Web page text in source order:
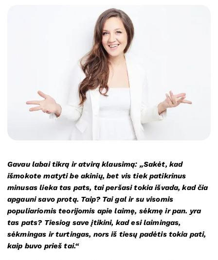
Gavau labai tikrą ir atvirą klausimą: „Sakėt, kad
išmokote matyti be akinių, bet vis tiek patikrinus
minusas lieka tas pats, tai peršasi tokia išvada, kad čia
apgauni savo protą. Taip? Tai gal ir su visomis
populiariomis teorijomis apie laimę, sėkmę ir pan. yra
tas pats? Tiesiog save įtikini, kad esi laimingas,
sėkmingas ir turtingas, nors iš tiesų padėtis tokia pati,
kaip buvo prieš tai.“